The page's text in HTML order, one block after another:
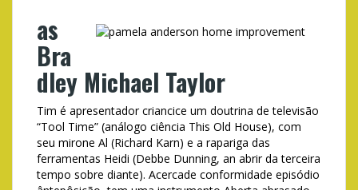
as
Bra
dley Michael Taylor
Tim é apresentador criancice um doutrina de televisão
“Tool Time” (análogo ciência This Old House), com
seu mirone Al (Richard Karn) e a rapariga das
ferramentas Heidi (Debbe Dunning, an abrir da terceira
tempo sobre diante). Acercade conformidade episódio